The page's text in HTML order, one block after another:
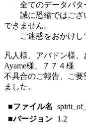
全てのデータパタ
誠に恐縮ではござ
できません。
ご迷惑をおかけし
凡人様、アバドン様、
Ayame様、７７４様
不具合のご報告、ご
ました。
■ファイル名
■バージョン 1.2